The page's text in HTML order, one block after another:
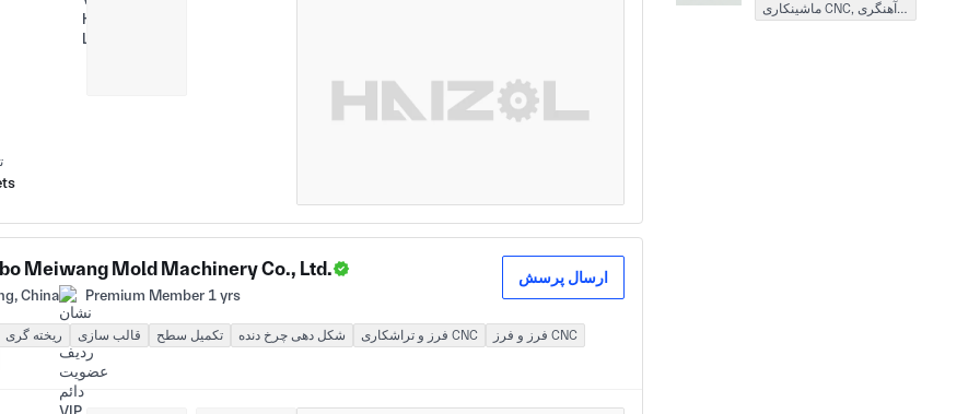
Meiwang Mold Machinery Co., Ltd.
China Premium Member 1 yrs
ارسال پرسش
ریخته گری قالب سازی تکمیل سطح شکل دهی چرخ دنده فرز و تراشکاری CNC
فرز و فرز CNC
ماشینکاری CNC, آهنگری, Vertical Turning, Wire Electrical Discharge Machining, تراش CNC, External Cylindrical Grinding, فرز و تراشکاری CNC, فرز 5 محور, قالب گیری قالب, شکل دهی چرخ دنده, فرز و فرز CNC, فورج ناراحت, ماشینکاری سوئیس, اتصال دهنده ها و سخت افزار